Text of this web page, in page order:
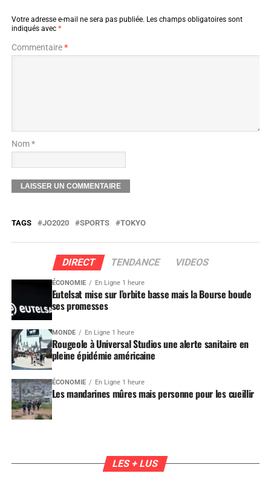
Votre adresse e-mail ne sera pas publiée. Les champs obligatoires sont
indiqués avec *
Commentaire*
Nom *
TAGS JO2020 SPORTS TOKYO
DIRECT TENDANCE VIDEOS
ÉCONOMIE En Ligne 1 heure
Eutelsat mise sur l’orbite basse mais la Bourse boude
ses promesses
MONDE En Ligne 1 heure
Rougeole à Universal Studios une alerte sanitaire en
pleine épidémie américaine
ÉCONOMIE En Ligne 1 heure
Les mandarines mûres mais personne pour les cueillir
LES + LUS